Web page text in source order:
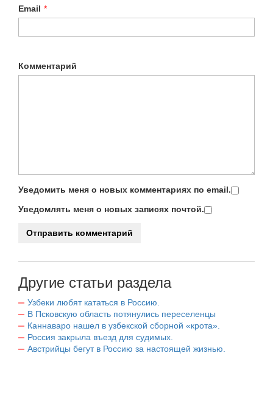
Email *
Комментарий
Уведомить меня о новых комментариях по email.
Уведомлять меня о новых записях почтой.
Другие статьи раздела
Узбеки любят кататься в Россию.
В Псковскую область потянулись переселенцы
Каннаваро нашел в узбекской сборной «крота».
Россия закрыла въезд для судимых.
Австрийцы бегут в Россию за настоящей жизнью.